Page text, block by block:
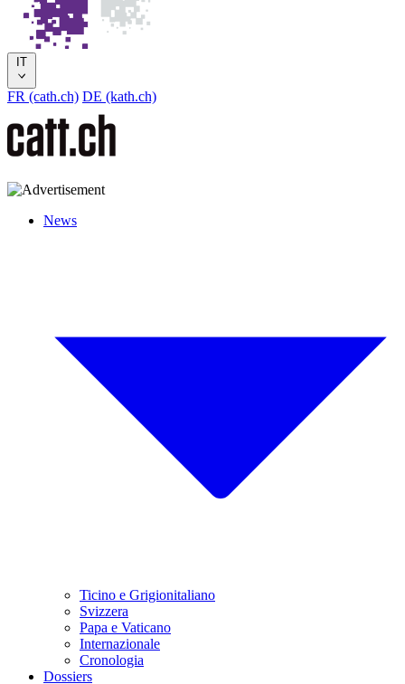
IT
FR (cath.ch) DE (kath.ch)
News
Ticino e Grigionitaliano
Svizzera
Papa e Vaticano
Internazionale
Cronologia
Dossiers